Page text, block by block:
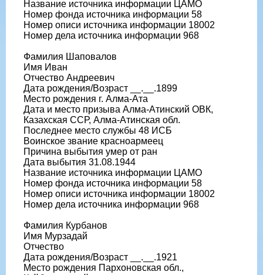
Название источника информации ЦАМО
Номер фонда источника информации 58
Номер описи источника информации 18002
Номер дела источника информации 968
Фамилия Шаповалов
Имя Иван
Отчество Андреевич
Дата рождения/Возраст __.__.1899
Место рождения г. Алма-Ата
Дата и место призыва Алма-Атинский ОВК,
Казахская ССР, Алма-Атинская обл.
Последнее место службы 48 ИСБ
Воинское звание красноармеец
Причина выбытия умер от ран
Дата выбытия 31.08.1944
Название источника информации ЦАМО
Номер фонда источника информации 58
Номер описи источника информации 18002
Номер дела источника информации 968
Фамилия Курбанов
Имя Мурзадай
Отчество
Дата рождения/Возраст __.__.1921
Место рождения Пархоновская обл.,